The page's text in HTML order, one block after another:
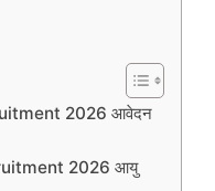
2026 आवेदन
2026 आयु